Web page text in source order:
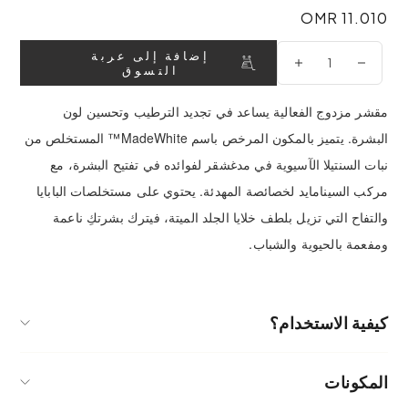
11.010 OMR
11.010 OMR
إضافة إلى عربة
التسوق
مقشر مزدوج الفعالية يساعد في تجديد الترطيب وتحسين لون
البشرة. يتميز بالمكون المرخص باسم MadeWhite™ المستخلص من
نبات السنتيلا الآسيوية في مدغشقر لفوائده في تفتيح البشرة، مع
مركب السينامايد لخصائصة المهدئة. يحتوي على مستخلصات البابايا
والتفاح التي تزيل بلطف خلايا الجلد الميتة، فيترك بشرتكِ ناعمة
ومفعمة بالحيوية والشباب.
كيفية الاستخدام؟
المكونات